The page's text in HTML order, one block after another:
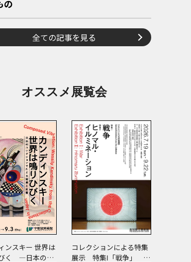
の
全ての記事を見る
オススメ展覧会
ンスキー 世界は
く ―日本のコ
コレクションによる特集
展示 特集Ⅰ「戦争」 特